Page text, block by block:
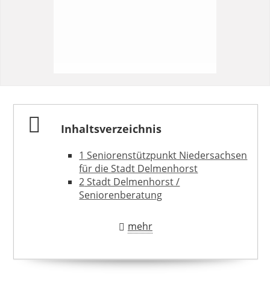
Inhaltsverzeichnis
1 Seniorenstützpunkt Niedersachsen
für die Stadt Delmenhorst
2Stadt Delmenhorst /
Seniorenberatung
mehr